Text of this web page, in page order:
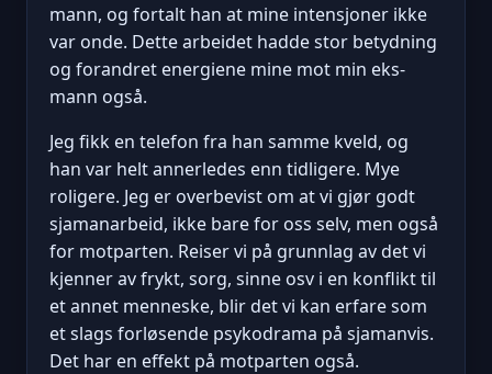
mann, og fortalt han at mine intensjoner ikke
var onde. Dette arbeidet hadde stor betydning
og forandret energiene mine mot min eks-
mann også.
Jeg fikk en telefon fra han samme kveld, og
han var helt annerledes enn tidligere. Mye
roligere. Jeg er overbevist om at vi gjør godt
sjamanarbeid, ikke bare for oss selv, men også
for motparten. Reiser vi på grunnlag av det vi
kjenner av frykt, sorg, sinne osv i en konflikt til
et annet menneske, blir det vi kan erfare som
et slags forløsende psykodrama på sjamanvis.
Det har en effekt på motparten også.